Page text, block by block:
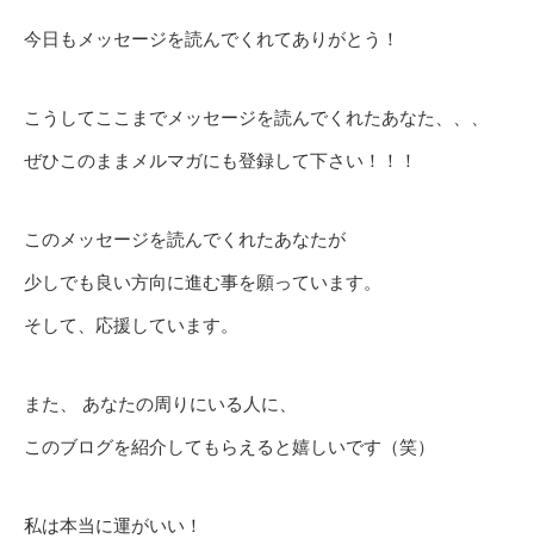
今日もメッセージを読んでくれてありがとう！
こうしてここまでメッセージを読んでくれたあなた、、、
ぜひこのままメルマガにも登録して下さい！！！
このメッセージを読んでくれたあなたが
少しでも良い方向に進む事を願っています。
そして、応援しています。
また、 あなたの周りにいる人に、
このブログを紹介してもらえると嬉しいです（笑）
私は本当に運がいい！